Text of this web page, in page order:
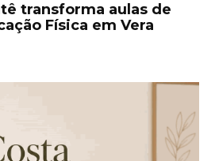
transforma aulas de
Física em Vera